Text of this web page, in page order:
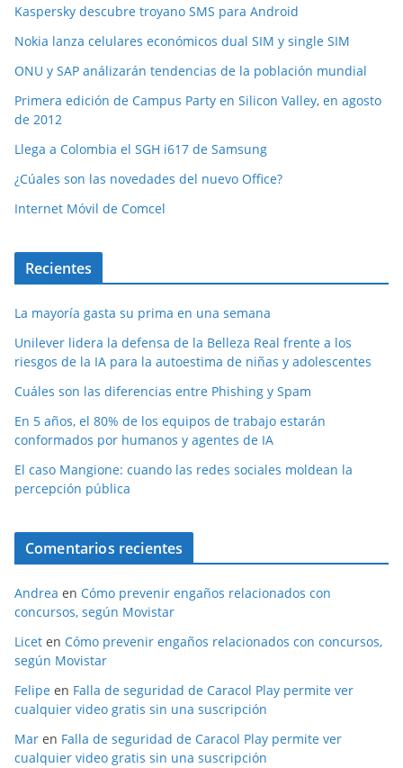
Kaspersky descubre troyano SMS para Android
Nokia lanza celulares económicos dual SIM y single SIM
ONU y SAP análizarán tendencias de la población mundial
Primera edición de Campus Party en Silicon Valley, en agosto
de 2012
Llega a Colombia el SGH i617 de Samsung
¿Cúales son las novedades del nuevo Office?
Internet Móvil de Comcel
Recientes
La mayoría gasta su prima en una semana
Unilever lidera la defensa de la Belleza Real frente a los
riesgos de la IA para la autoestima de niñas y adolescentes
Cuáles son las diferencias entre Phishing y Spam
En 5 años, el 80% de los equipos de trabajo estarán
conformados por humanos y agentes de IA
El caso Mangione: cuando las redes sociales moldean la
percepción pública
Comentarios recientes
Andrea en Cómo prevenir engaños relacionados con
concursos, según Movistar
Licet en Cómo prevenir engaños relacionados con concursos,
según Movistar
Felipe en Falla de seguridad de Caracol Play permite ver
cualquier video gratis sin una suscripción
Mar en Falla de seguridad de Caracol Play permite ver
cualquier video gratis sin una suscripción